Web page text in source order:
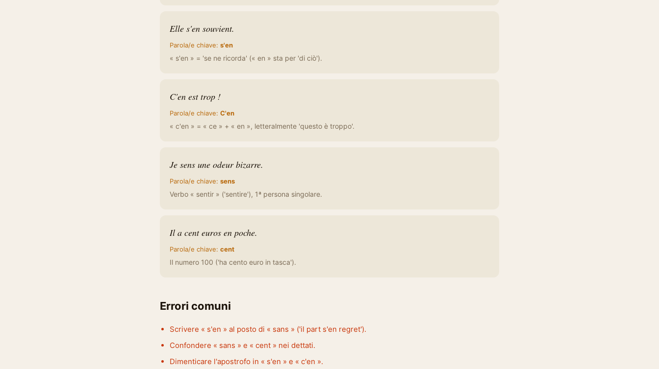
Elle s'en souvient.
Parola/e chiave: s'en
« s'en » = 'se ne ricorda' (« en » sta per 'di ciò').
C'en est trop !
Parola/e chiave: C'en
« c'en » = « ce » + « en », letteralmente 'questo è troppo'.
Je sens une odeur bizarre.
Parola/e chiave: sens
Verbo « sentir » ('sentire'), 1ª persona singolare.
Il a cent euros en poche.
Parola/e chiave: cent
Il numero 100 ('ha cento euro in tasca').
Errori comuni
Scrivere « s'en » al posto di « sans » ('il part s'en regret').
Confondere « sans » e « cent » nei dettati.
Dimenticare l'apostrofo in « s'en » e « c'en ».